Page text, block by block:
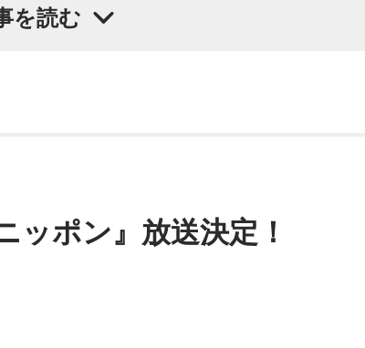
時
』24時～24時30分
ても不安を抱えながらプレーをするのは嫌だったの
というので決断しました」
動いてしまって、数ミリでも痛みの場所が動くだけ
を読む
ッポン』放送決定！